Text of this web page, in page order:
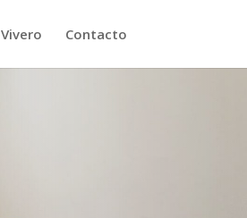
Vivero Contacto